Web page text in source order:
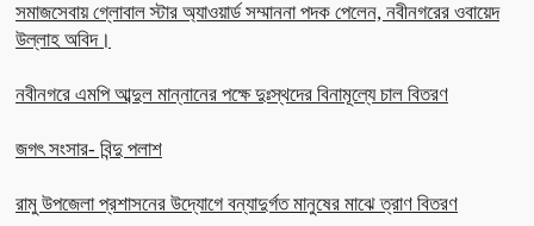
সমাজসেবায় গ্লোবাল স্টার অ্যাওয়ার্ড সম্মাননা পদক পেলেন, নবীনগরের ওবায়েদ
উল্লাহ অবিদ।
নবীনগরে এমপি আব্দুল মান্নানের পক্ষে দুঃস্থদের বিনামূল্যে চাল বিতরণ
জগৎ সংসার- বিন্দু পলাশ
রামু উপজেলা প্রশাসনের উদ্যোগে বন্যাদুর্গত মানুষের মাঝে ত্রাণ বিতরণ